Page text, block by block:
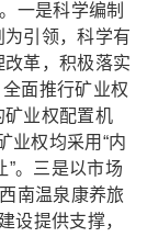
一是科学编制
引领，科学有
革，积极落实
全面推行矿业权
矿业权配置机
业权均采用“内
”。三是以市场
南温泉康养旅
设提供支撑，